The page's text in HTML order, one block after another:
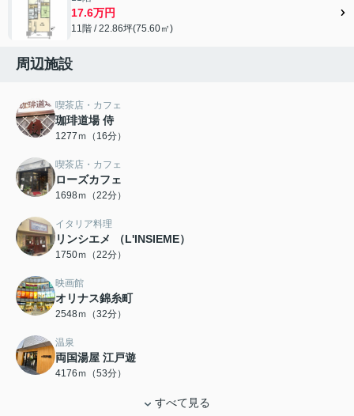
17.6万円
11階 / 22.86坪(75.60㎡)
周辺施設
喫茶店・カフェ
珈琲道場 侍
1277ｍ（16分）
喫茶店・カフェ
ローズカフェ
1698ｍ（22分）
イタリア料理
リンシエメ （L'INSIEME）
1750ｍ（22分）
映画館
オリナス錦糸町
2548ｍ（32分）
温泉
両国湯屋 江戸遊
4176ｍ（53分）
すべて見る